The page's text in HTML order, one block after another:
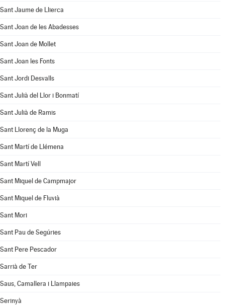
Sant Jaume de Llierca
Sant Joan de les Abadesses
Sant Joan de Mollet
Sant Joan les Fonts
Sant Jordi Desvalls
Sant Julià del Llor i Bonmatí
Sant Julià de Ramis
Sant Llorenç de la Muga
Sant Martí de Llémena
Sant Martí Vell
Sant Miquel de Campmajor
Sant Miquel de Fluvià
Sant Mori
Sant Pau de Segúries
Sant Pere Pescador
Sarrià de Ter
Saus, Camallera i Llampaies
Serinyà